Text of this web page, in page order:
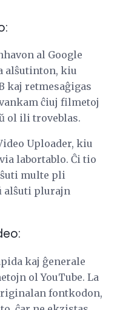
al Google
alŝutinton, kiu
kaj retmesaĝigas
ĉiuj filmetoj
ol ili troveblas.
Uploader, kiu
labortablo. Ĉi tio
multe pli
alŝuti plurajn
kaj ĝenerale
ol YouTube. La
fontkodon,